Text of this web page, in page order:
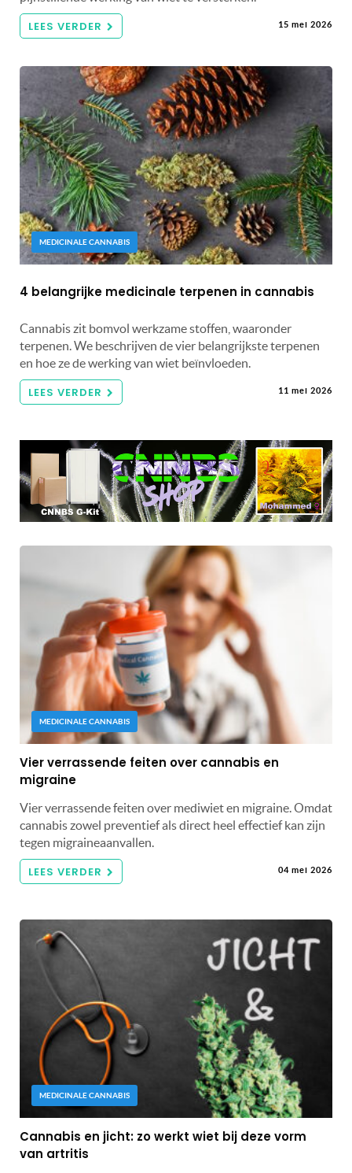
LEES VERDER 15 mei 2026
MEDICINALE CANNABIS
4 belangrijke medicinale terpenen in cannabis
Cannabis zit bomvol werkzame stoffen, waaronder
terpenen. We beschrijven de vier belangrijkste terpenen
en hoe ze de werking van wiet beïnvloeden.
LEES VERDER 11 mei 2026
MEDICINALE CANNABIS
Vier verrassende feiten over cannabis en
migraine
Vier verrassende feiten over mediwiet en migraine. Omdat
cannabis zowel preventief als direct heel effectief kan zijn
tegen migraineaanvallen.
LEES VERDER 04 mei 2026
MEDICINALE CANNABIS
Cannabis en jicht: zo werkt wiet bij deze vorm
van artritis